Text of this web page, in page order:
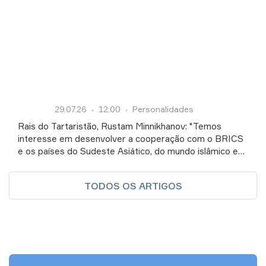
29.07.26 12:00 Personalidades
Rais do Tartaristão, Rustam Minnikhanov: "Temos
interesse em desenvolver a cooperação com o BRICS
e os países do Sudeste Asiático, do mundo islâmico e
TODOS OS ARTIGOS